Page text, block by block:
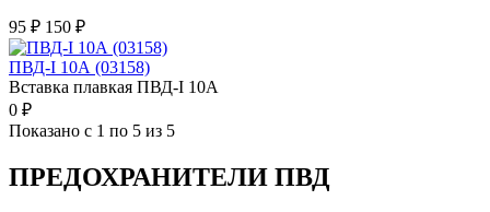
95 ₽ 150 ₽
ПВД-I 10А (03158)
Вставка плавкая ПВД-I 10А
0 ₽
Показано с 1 по 5 из 5
ПРЕДОХРАНИТЕЛИ ПВД